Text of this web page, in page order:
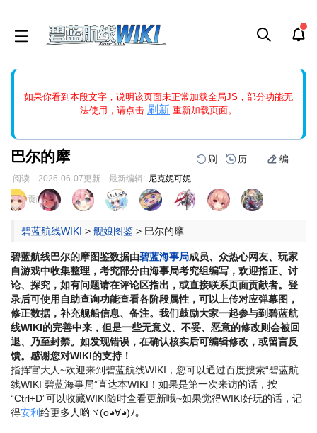
如果你看到本段文字，说明该页面未正常加载全局JS，部分功能无
法使用，请点击 刷新 重新加载页面。
能中的刷新按钮清除页面缓存并刷新，如果还有问题，请多尝试几
巴尔的摩 刷 历 编
阅读 2026-06-07更新 最新编辑: 尼克妮可妮
跳
到
跳
到
页面贡献者 :
碧蓝航线WIKI > 舰娘图鉴 > 巴尔的摩
碧蓝航线巴尔的摩图鉴数据由碧蓝海事局成员、众热心网友、玩家
自游戏中收集整理，考究部分由海事局考究组编写，欢迎指正、讨
论、探究，如有问题请在评论区指出，或直接联系页面贡献者。登
录后可使用自助查询功能查看各阶段属性，可以上传对应弹幕图，
修正数据，补充舰船信息、备注。我们鼓励大家一起参与到碧蓝航
线WIKI的完善中来，但是一些无意义、不妥、恶意的修改则会被回
退、乃至封禁。如发现错误，在确认核实后可编辑修改，或留言反
馈。感谢您对WIKI的支持！
指挥官大人~欢迎来到碧蓝航线WIKI，您可以通过百度搜索“碧蓝航
线WIKI 碧蓝海事局”直达本WIKI！如果是第一次来访的话，按
“Ctrl+D”可以收藏WIKI随时查看更新哦~如果觉得WIKI好玩的话，记
得安利 给更多人哟ヾ(o◕∀◕)ﾉ。